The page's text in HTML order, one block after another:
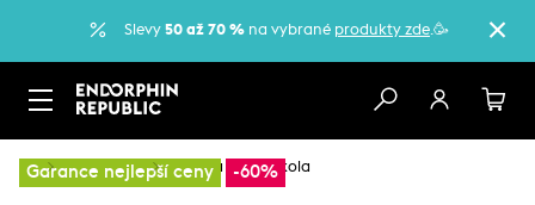
Slevy 50 až 70 % na vybrané produkty zde.🥳
Garance nejlepší ceny -60%
… Horská kola Dámská horská kola